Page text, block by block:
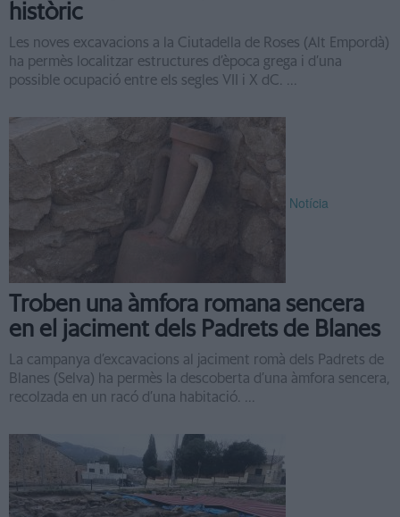
històric
Les noves excavacions a la Ciutadella de Roses (Alt Empordà)
ha permès localitzar estructures d’època grega i d’una
possible ocupació entre els segles VII i X dC. ...
Notícia
Troben una àmfora romana sencera
en el jaciment dels Padrets de Blanes
La campanya d’excavacions al jaciment romà dels Padrets de
Blanes (Selva) ha permès la descoberta d’una àmfora sencera,
recolzada en un racó d’una habitació. ...